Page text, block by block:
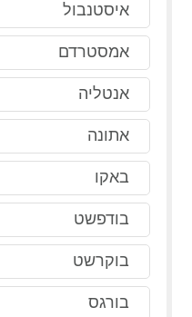
איסטנבול
אמסטרדם
אנטליה
אתונה
באקו
בודפשט
בוקרשט
בורגס
הטכנולוגיה